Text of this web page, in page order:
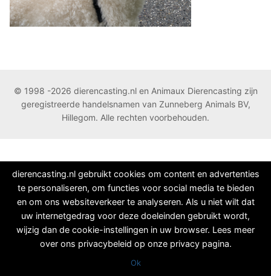
© 1998 -2026 dierencasting.nl en Animaux Dierencasting zijn
geregistreerde handelsnamen van Zunneberg Animals BV,
Hillegom. Alle rechten voorbehouden.
dierencasting.nl gebruikt cookies om content en advertenties
te personaliseren, om functies voor social media te bieden
en om ons websiteverkeer te analyseren. Als u niet wilt dat
uw internetgedrag voor deze doeleinden gebruikt wordt,
wijzig dan de cookie-instellingen in uw browser. Lees meer
over ons privacybeleid op onze privacy pagina.
Ok